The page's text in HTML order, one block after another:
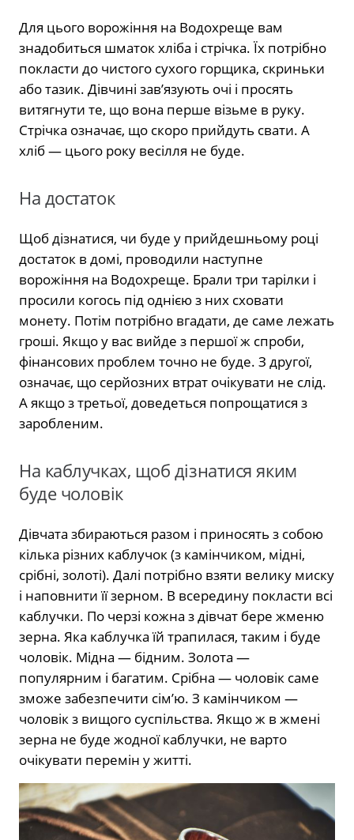
Для цього ворожіння на Водохреще вам
знадобиться шматок хліба і стрічка. Їх потрібно
покласти до чистого сухого горщика, скриньки
або тазик. Дівчині зав’язують очі і просять
витягнути те, що вона перше візьме в руку.
Стрічка означає, що скоро прийдуть свати. А
хліб — цього року весілля не буде.
На достаток
Щоб дізнатися, чи буде у прийдешньому році
достаток в домі, проводили наступне
ворожіння на Водохреще. Брали три тарілки і
просили когось під однією з них сховати
монету. Потім потрібно вгадати, де саме лежать
гроші. Якщо у вас вийде з першої ж спроби,
фінансових проблем точно не буде. З другої,
означає, що серйозних втрат очікувати не слід.
А якщо з третьої, доведеться попрощатися з
заробленим.
На каблучках, щоб дізнатися яким
буде чоловік
Дівчата збираються разом і приносять з собою
кілька різних каблучок (з камінчиком, мідні,
срібні, золоті). Далі потрібно взяти велику миску
і наповнити її зерном. В всередину покласти всі
каблучки. По черзі кожна з дівчат бере жменю
зерна. Яка каблучка їй трапилася, таким і буде
чоловік. Мідна — бідним. Золота —
популярним і багатим. Срібна — чоловік саме
зможе забезпечити сім’ю. З камінчиком —
чоловік з вищого суспільства. Якщо ж в жмені
зерна не буде жодної каблучки, не варто
очікувати перемін у житті.